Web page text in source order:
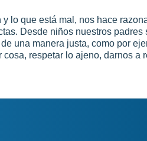
lo que está mal, nos hace
Desde niños nuestros padres
una manera justa, como por
respetar lo ajeno, darnos a